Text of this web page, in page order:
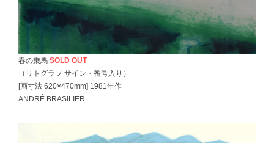
春の乗馬 SOLD OUT
（リトグラフ サイン・番号入り）
[画寸法 620×470mm] 1981年作
ANDRÉ BRASILIER